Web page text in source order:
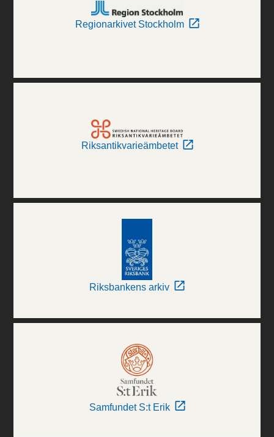
Regionarkivet Stockholm
Riksantikvarieämbetet
Riksbankens arkiv
Samfundet S:t Erik